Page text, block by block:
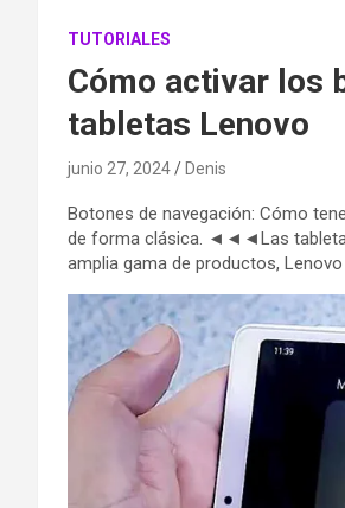
TUTORIALES
Cómo activar los
tabletas Lenovo
junio 27, 2024 Denis
Botones de navegación: Cómo
de forma clásica. ◄◄◄Las
amplia gama de productos,